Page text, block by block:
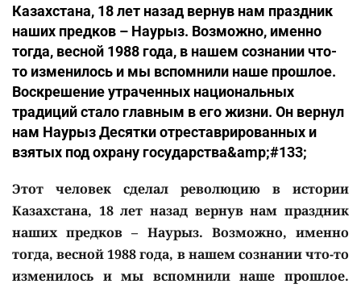
Казахстана, 18 лет назад вернув нам праздник
наших предков – Наурыз. Возможно, именно
тогда, весной 1988 года, в нашем сознании что-
то изменилось и мы вспомнили наше прошлое.
Воскрешение утраченных национальных
традиций стало главным в его жизни. Он вернул
нам Наурыз Десятки отреставрированных и
взятых под охрану государства&amp;#133;
Этот человек сделал революцию в истории
Казахстана, 18 лет назад вернув нам праздник
наших предков – Наурыз. Возможно, именно
тогда, весной 1988 года, в нашем сознании что-то
изменилось и мы вспомнили наше прошлое.